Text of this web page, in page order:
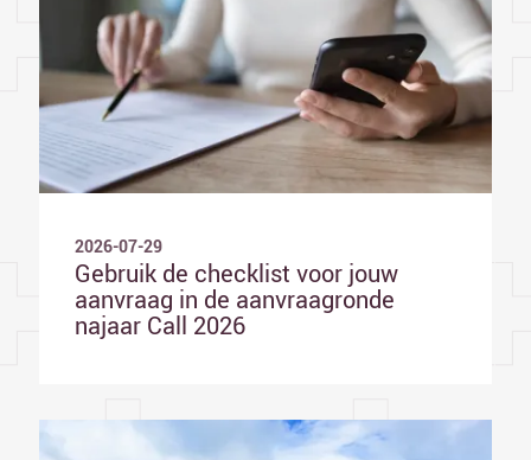
2026-07-29
Gebruik de checklist voor jouw
aanvraag in de aanvraagronde
najaar Call 2026